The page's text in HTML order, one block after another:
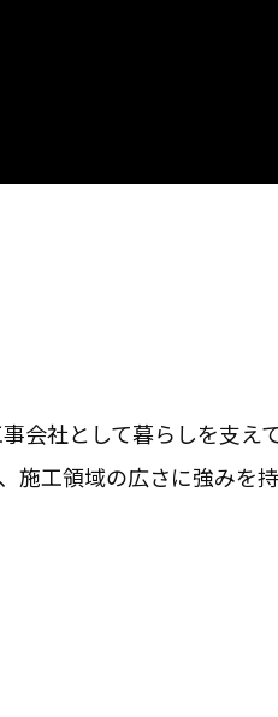
会社として暮らしを支えて
工領域の広さに強みを持